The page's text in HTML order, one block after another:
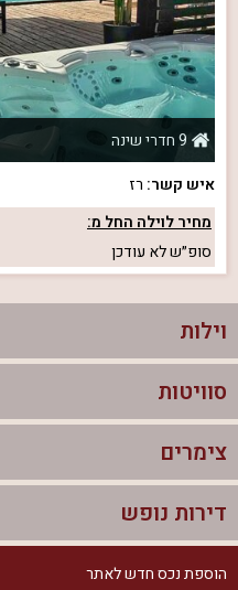
9 חדרי שינה
איש קשר: רז
מחיר לוילה החל מ:
סופ״שלא עודכן
וילות
וילות בצפון
וילות להשכרה
וילות למסיבת רווקים
סוויטות
סוויטות בצפון
צימרים לזוגות עם בריכה פרטית
צימרים
צימרים בצפון
צימרים לזוגות
דירות נופש
דירות נופש בצפון
הוספת נכס חדש לאתר